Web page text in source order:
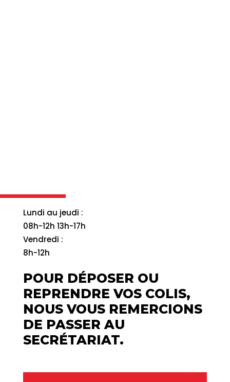
Lundi au jeudi :
08h-12h 13h-17h
Vendredi :
8h-12h
POUR DÉPOSER OU
REPRENDRE VOS COLIS,
NOUS VOUS REMERCIONS
DE PASSER AU
SECRÉTARIAT.